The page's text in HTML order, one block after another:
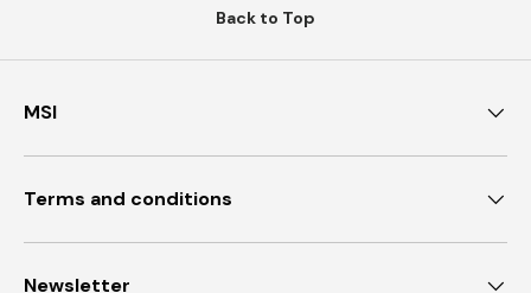
Back to Top
MSI
Terms and conditions
Newsletter